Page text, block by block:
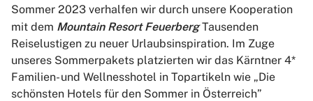
Sommer 2023 verhalfen wir durch unsere Kooperation
mit dem Mountain Resort FeuerbergTausenden
Reiselustigen zu neuer Urlaubsinspiration. Im Zuge
unseres Sommerpakets platzierten wir das Kärntner 4*
Familien- und Wellnesshotel in Topartikeln wie „Die
schönsten Hotels für den Sommer in Österreich”